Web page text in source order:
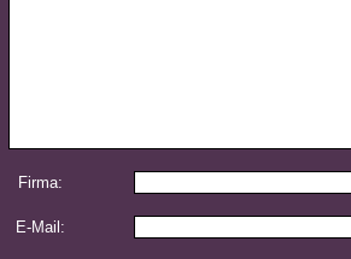
Firma:
E-Mail: